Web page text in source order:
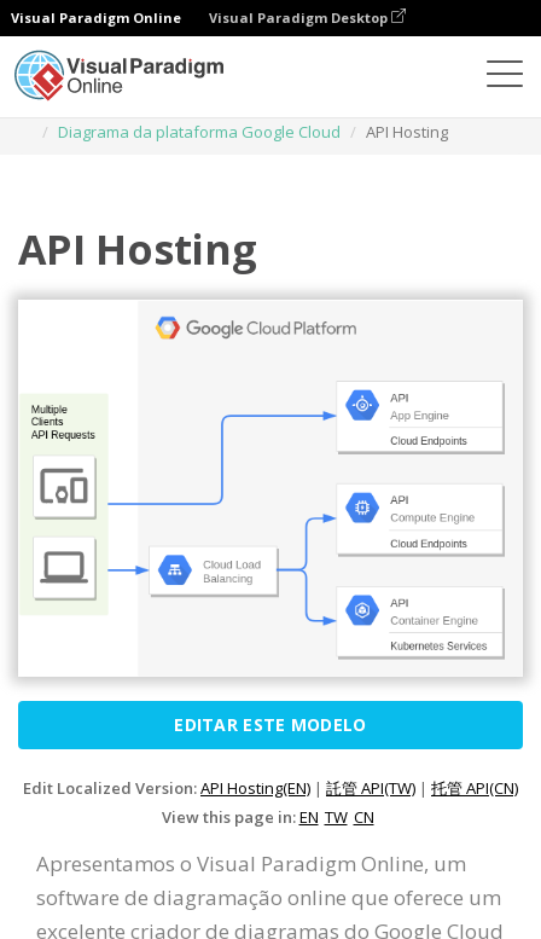
Visual Paradigm Online Visual Paradigm Desktop
Diagrama da plataforma Google Cloud
API Hosting
API Hosting
EDITAR ESTE MODELO
Edit Localized Version:API Hosting(EN) | 託管 API(TW) | 托管 API(CN)
View this page in:EN TW CN
Apresentamos o Visual Paradigm Online, um
software de diagramação online que oferece um
excelente criador de diagramas do Google Cloud